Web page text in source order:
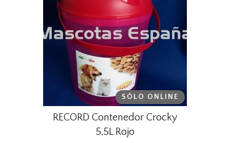
SÓLO ONLINE
RECORD Contenedor Crocky
5,5L Rojo